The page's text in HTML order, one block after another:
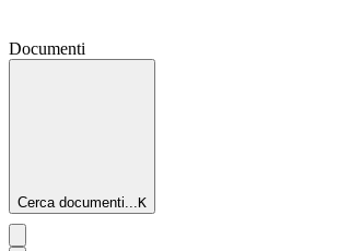
Documenti
Cerca documenti...K